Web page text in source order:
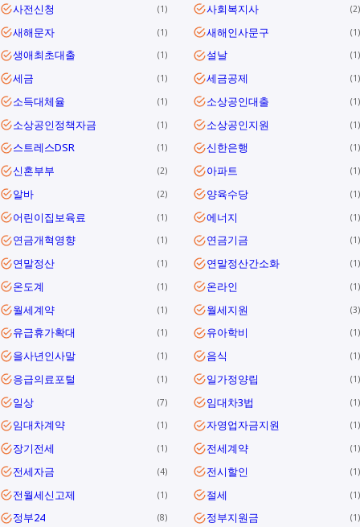
사전신청 1 사회복지사 2
새해문자 1 새해인사문구 1
생애최초대출 1 설날 1
세금 1 세금공제 1
소득대체율 1 소상공인대출 1
소상공인정책자금 1 소상공인지원 1
스트레스DSR 1 신한은행 1
신혼부부 2 아파트 1
알바 2 양육수당 1
어린이집보육료 1 에너지 1
연금개혁영향 1 연금기금 1
연말정산 1 연말정산간소화 1
온도계 1 온라인 1
월세계약 1 월세지원 3
유급휴가확대 1 유아학비 1
을사년인사말 1 음식 1
응급의료포털 1 일가정양립 1
일상 7 임대차3법 1
임대차계약 1 자영업자금지원 1
장기전세 1 전세계약 1
전세자금 4 전시할인 1
전월세신고제 1 절세 1
정부24 8 정부지원금 1